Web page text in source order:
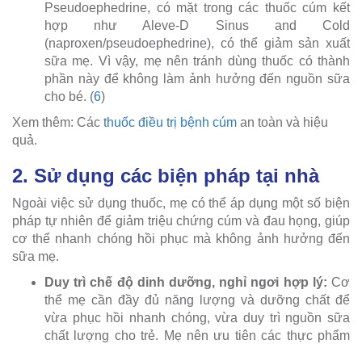
Pseudoephedrine, có mặt trong các thuốc cúm kết
hợp như Aleve-D Sinus and Cold
(naproxen/pseudoephedrine), có thể giảm sản xuất
sữa mẹ. Vì vậy, mẹ nên tránh dùng thuốc có thành
phần này để không làm ảnh hưởng đến nguồn sữa
cho bé. (6)
Xem thêm: Các thuốc điều trị bệnh cúm an toàn và hiệu
quả.
2. Sử dụng các biện pháp tại nhà
Ngoài việc sử dụng thuốc, mẹ có thể áp dụng một số biện
pháp tự nhiên để giảm triệu chứng cúm và đau họng, giúp
cơ thể nhanh chóng hồi phục mà không ảnh hưởng đến
sữa mẹ.
Duy trì chế độ dinh dưỡng, nghỉ ngơi hợp lý: Cơ
thể mẹ cần đầy đủ năng lượng và dưỡng chất để
vừa phục hồi nhanh chóng, vừa duy trì nguồn sữa
chất lượng cho trẻ. Mẹ nên ưu tiên các thực phẩm